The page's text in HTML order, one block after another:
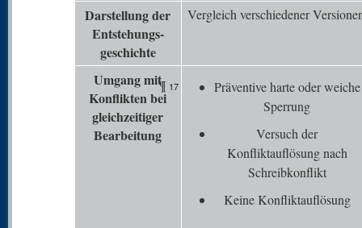
Darstellung der
Entstehungs-
geschichte
Vergleich verschiedener
Umgang mit
Konflikten bei
gleichzeitiger
Bearbeitung
¶ 17
Präventive harte oder weiche
Sperrung
Versuch der
Konfliktauflösung nach
Schreibkonflikt
Keine Konfliktauflösung